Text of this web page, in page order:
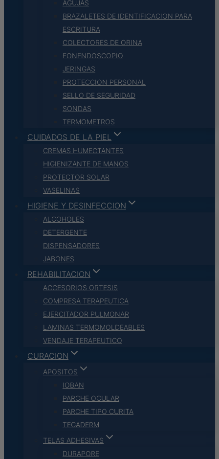
AGUJAS
BRAZALETES DE IDENTIFICACION PARA
ESCRITURA
COLECTORES DE ORINA
FONENDOSCOPIO
JERINGAS
PROTECCION PERSONAL
SELLO DE SEGURIDAD
SONDAS
TERMOMETROS
CUIDADOS DE LA PIEL
CREMAS HUMECTANTES
HIGIENIZANTE DE MANOS
PROTECTOR SOLAR
VASELINAS
HIGIENE Y DESINFECCION
ALCOHOLES
DETERGENTE
DISPENSADORES
JABONES
REHABILITACION
ACCESORIOS ORTESIS
COMPRESA TERAPEUTICA
EJERCITADOR PULMONAR
LAMINAS TERMOMOLDEABLES
VENDAJE TERAPEUTICO
CURACION
APOSITOS
IOBAN
PARCHE OCULAR
PARCHE TIPO CURITA
TEGADERM
TELAS ADHESIVAS
DURAPORE